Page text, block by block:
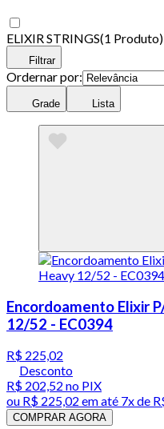
ELIXIR STRINGS(1 Produto)
Filtrar
Ordernar por:
Grade Lista
Encordoamento Elixir
12/52 - EC0394
R$ 225,02
Desconto
R$ 202,52 no PIX
ou R$ 225,02 em até 7x de
COMPRAR AGORA